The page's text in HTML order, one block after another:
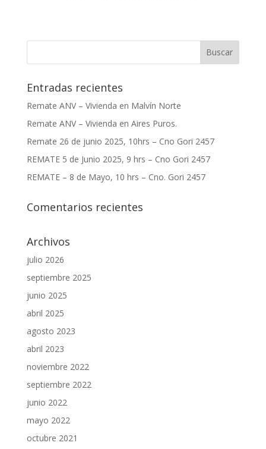
Entradas recientes
Remate ANV – Vivienda en Malvín Norte
Remate ANV – Vivienda en Aires Puros.
Remate 26 de junio 2025, 10hrs – Cno Gori 2457
REMATE 5 de Junio 2025, 9 hrs – Cno Gori 2457
REMATE – 8 de Mayo, 10 hrs – Cno. Gori 2457
Comentarios recientes
Archivos
julio 2026
septiembre 2025
junio 2025
abril 2025
agosto 2023
abril 2023
noviembre 2022
septiembre 2022
junio 2022
mayo 2022
octubre 2021